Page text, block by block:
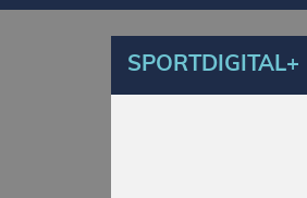
SPORTDIGITAL+